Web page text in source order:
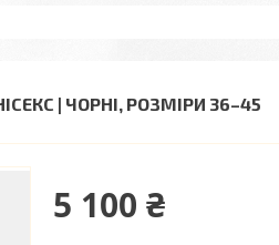
| ЧОРНІ, РОЗМІРИ 36–45
5 100 ₴